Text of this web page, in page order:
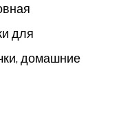
для
домашние